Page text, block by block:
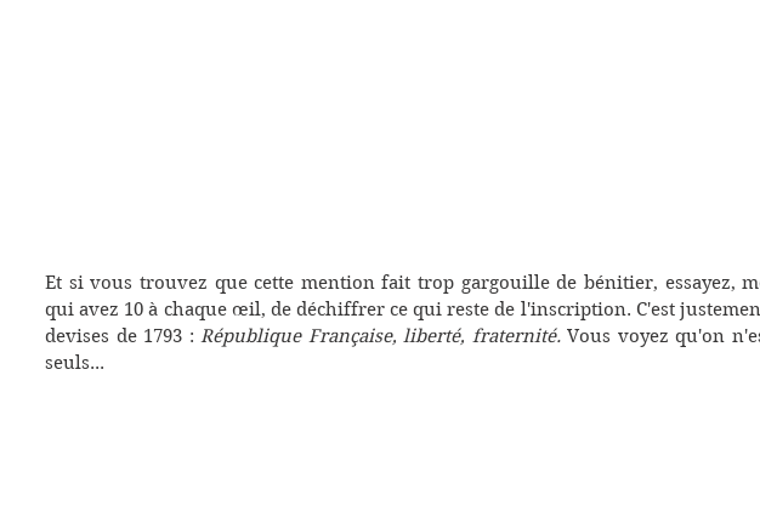
Et si vous trouvez que cette mention fait trop gargouille de bénitier, essayez,
qui avez 10 à chaque œil, de déchiffrer ce qui reste de l'inscription. C'est
devises de 1793 : République Française, liberté, fraternité. Vous voyez qu'on
seuls...